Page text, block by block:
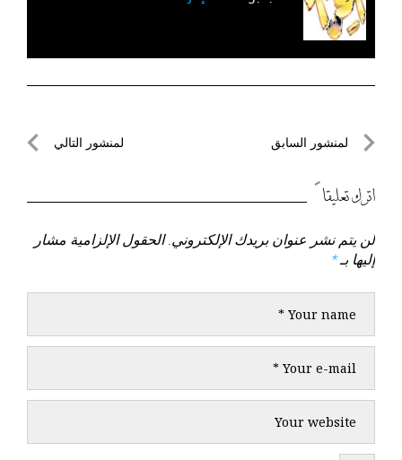
تصفّحلمنشور السابق
السابق
لمنشور التالي
اترك تعليقاً
لن يتم نشر عنوان بريدك الإلكتروني. الحقول الإلزامية مشار
إليها بـ*